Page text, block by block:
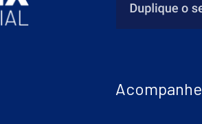
Acompanhe